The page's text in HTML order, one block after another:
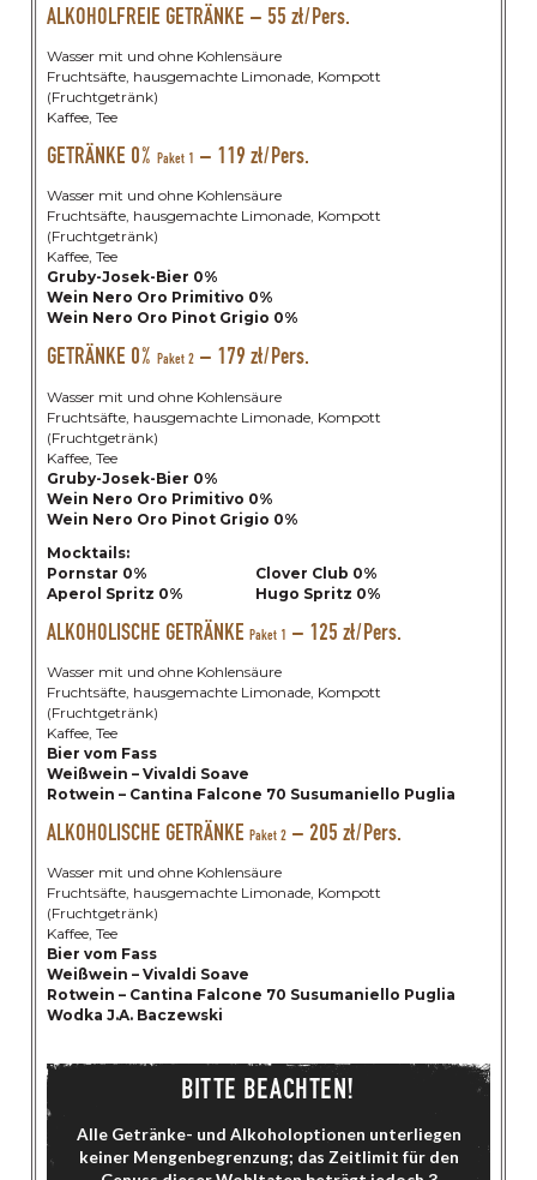
ALKOHOLFREIE GETRÄNKE – 55 zł/Pers.
Wasser mit und ohne Kohlensäure
Fruchtsäfte, hausgemachte Limonade, Kompott
(Fruchtgetränk)
Kaffee, Tee
GETRÄNKE 0%Paket 1 – 119 zł/Pers.
Wasser mit und ohne Kohlensäure
Fruchtsäfte, hausgemachte Limonade, Kompott
(Fruchtgetränk)
Kaffee, Tee
Gruby-Josek-Bier 0%
Wein Nero Oro Primitivo 0%
Wein Nero Oro Pinot Grigio 0%
GETRÄNKE 0%Paket 2 – 179 zł/Pers.
Wasser mit und ohne Kohlensäure
Fruchtsäfte, hausgemachte Limonade, Kompott
(Fruchtgetränk)
Kaffee, Tee
Gruby-Josek-Bier 0%
Wein Nero Oro Primitivo 0%
Wein Nero Oro Pinot Grigio 0%
Mocktails:
Pornstar 0%
Aperol Spritz 0%
Clover Club 0%
Hugo Spritz 0%
ALKOHOLISCHE GETRÄNKEPaket 1 – 125 zł/Pers.
Wasser mit und ohne Kohlensäure
Fruchtsäfte, hausgemachte Limonade, Kompott
(Fruchtgetränk)
Kaffee, Tee
Bier vom Fass
Weißwein – Vivaldi Soave
Rotwein – Cantina Falcone 70 Susumaniello Puglia
ALKOHOLISCHE GETRÄNKEPaket 2 – 205 zł/Pers.
Wasser mit und ohne Kohlensäure
Fruchtsäfte, hausgemachte Limonade, Kompott
(Fruchtgetränk)
Kaffee, Tee
Bier vom Fass
Weißwein – Vivaldi Soave
Rotwein – Cantina Falcone 70 Susumaniello Puglia
Wodka J.A. Baczewski
BITTE BEACHTEN!
Alle Getränke- und Alkoholoptionen unterliegen
keiner Mengenbegrenzung; das Zeitlimit für den